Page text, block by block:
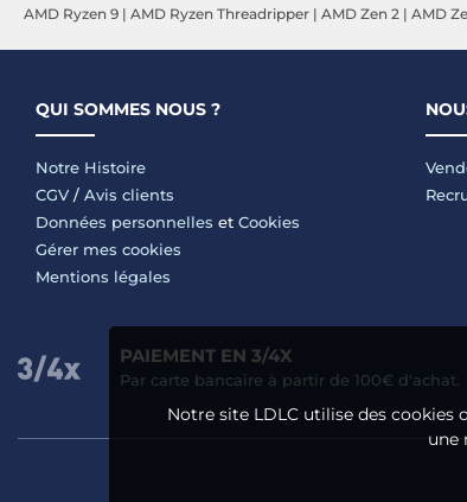
AMD Ryzen 9 | AMD Ryzen Threadripper | AMD Zen 2 | AMD
QUI SOMMES NOUS ?
Notre Histoire
CGV / Avis clients
Données personnelles et Cookies
Gérer mes cookies
Mentions légales
PAIEMENT EN 3/4X
Par carte bancaire à partir de 100€ d'achat.
Notre site LDLC utilise des cookies
une